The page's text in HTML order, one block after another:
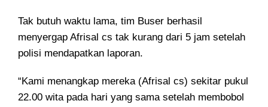
Tak butuh waktu lama, tim Buser berhasil
menyergap Afrisal cs tak kurang dari 5 jam setelah
polisi mendapatkan laporan.
“Kami menangkap mereka (Afrisal cs) sekitar pukul
22.00 wita pada hari yang sama setelah membobol